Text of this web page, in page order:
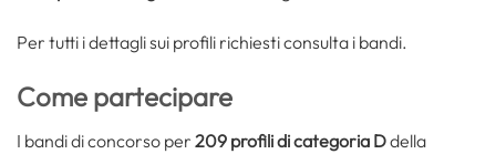
Per tutti i dettagli sui profili richiesti consulta i bandi.
Come partecipare
I bandi di concorso per 209 profili di categoria Ddella